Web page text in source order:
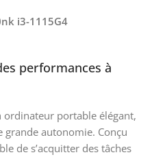
i3-1115G4
performances à
ordinateur portable élégant,
grande autonomie. Conçu
de s’acquitter des tâches